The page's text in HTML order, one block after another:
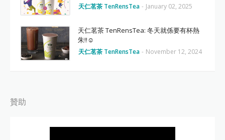
天仁茗茶 TenRensTea - January 02, 2025
天仁茗茶 TenRensTea: 冬天就係要有杯熱
朱‼☺
天仁茗茶 TenRensTea - November 12, 2024
贊助